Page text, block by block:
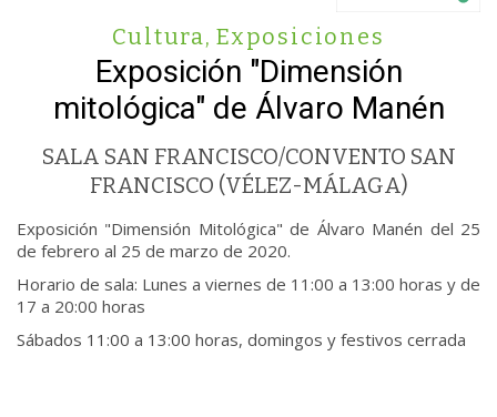
Cultura, Exposiciones
Exposición "Dimensión
mitológica" de Álvaro Manén
SALA SAN FRANCISCO/CONVENTO SAN
FRANCISCO (VÉLEZ-MÁLAGA)
Exposición "Dimensión Mitológica" de Álvaro Manén del 25
de febrero al 25 de marzo de 2020.
Horario de sala: Lunes a viernes de 11:00 a 13:00 horas y de
17 a 20:00 horas
Sábados 11:00 a 13:00 horas, domingos y festivos cerrada